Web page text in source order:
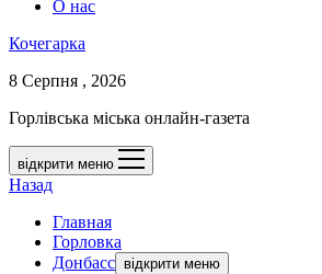
О нас
Кочегарка
8 Серпня , 2026
Горлівська міська онлайн-газета
відкрити меню
Назад
Главная
Горловка
Донбасс відкрити меню